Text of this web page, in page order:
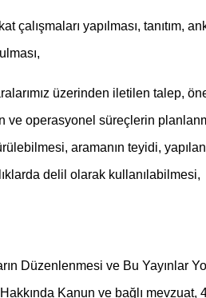
çalışmaları yapılması, tanıtım,
üzerinden iletilen talep,
ve operasyonel süreçlerin
aramanın teyidi,
delil olarak kullanılabilmesi,
Düzenlenmesi ve Bu
Kanun ve bağlı mevzuat,